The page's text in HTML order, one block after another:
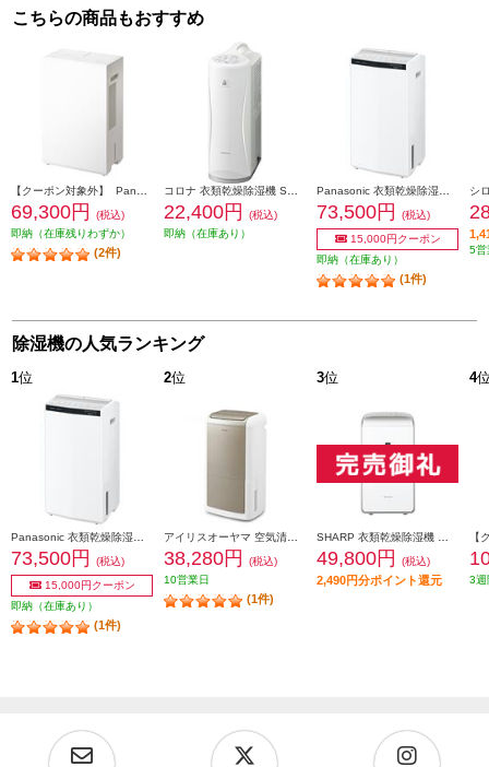
こちらの商品もおすすめ
69,300円
(税込)
即納（在庫残りわずか）
(2件)
22,400円
(税込)
即納（在庫あり）
73,500円
(税込)
15,000円クーポン
即納（在庫あり）
(1件)
5営
除湿機の人気ランキング
1位
73,500円
(税込)
15,000円クーポン
即納（在庫あり）
(1件)
2位
38,280円
(税込)
10営業日
(1件)
3位
49,800円 (税込)
2,490円分ポイント還元
4
3週